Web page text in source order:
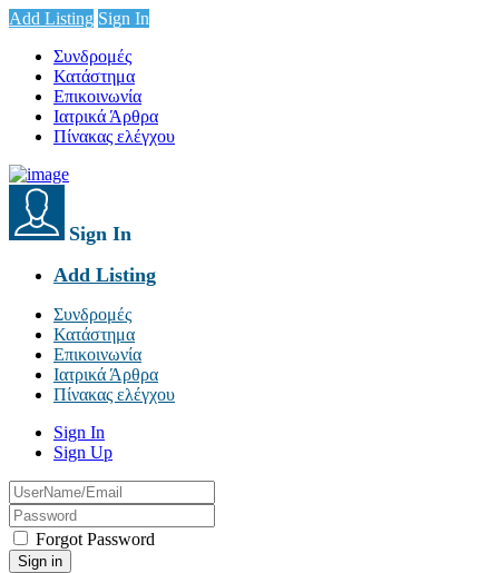
Add Listing Sign In
Συνδρομές
Κατάστημα
Επικοινωνία
Ιατρικά Άρθρα
Πίνακας ελέγχου
Sign In
Add Listing
Συνδρομές
Κατάστημα
Επικοινωνία
Ιατρικά Άρθρα
Πίνακας ελέγχου
Sign In
Sign Up
Forgot Password